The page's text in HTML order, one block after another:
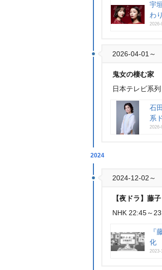
宇
わ
2026-
2026-04-01～
鬼女の棲む家
日本テレビ系
石
系
2026-
2024
2024-12-02～
【夜ドラ】藤
NHK 22:45～
『
化
2023-